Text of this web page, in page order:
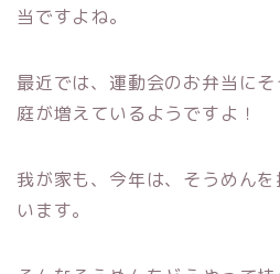
当ですよね。
最近では、運動会のお弁当に
庭が増えているようですよ！
我が家も、今年は、そうめん
います。